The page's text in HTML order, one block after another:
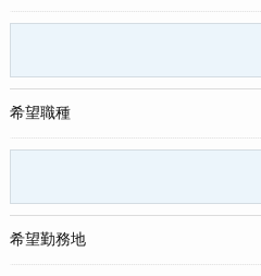
希望職種
希望勤務地